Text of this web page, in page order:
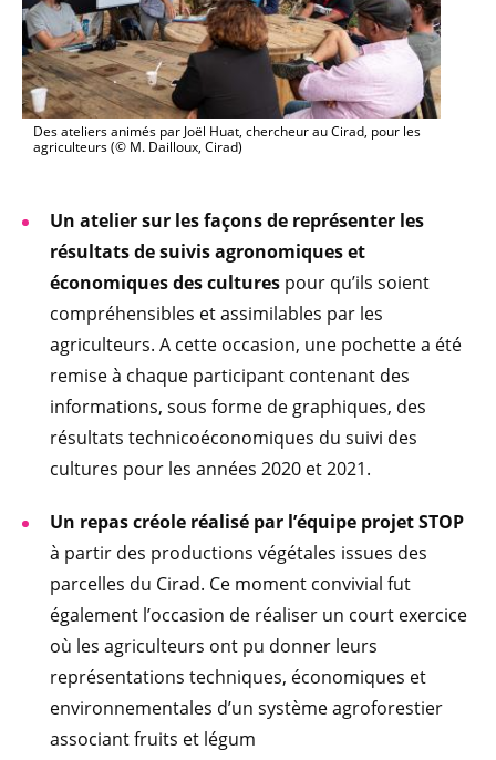
Des ateliers animés par Joël Huat, chercheur au Cirad, pour les
agriculteurs (© M. Dailloux, Cirad)
Un atelier sur les façons de représenter les
résultats de suivis agronomiques et
économiques des cultures pour qu’ils soient
compréhensibles et assimilables par les
agriculteurs. A cette occasion, une pochette a été
remise à chaque participant contenant des
informations, sous forme de graphiques, des
résultats technicoéconomiques du suivi des
cultures pour les années 2020 et 2021.
Un repas créole réalisé par l’équipe projet STOP
à partir des productions végétales issues des
parcelles du Cirad. Ce moment convivial fut
également l’occasion de réaliser un court exercice
où les agriculteurs ont pu donner leurs
représentations techniques, économiques et
environnementales d’un système agroforestier
associant fruits et légum